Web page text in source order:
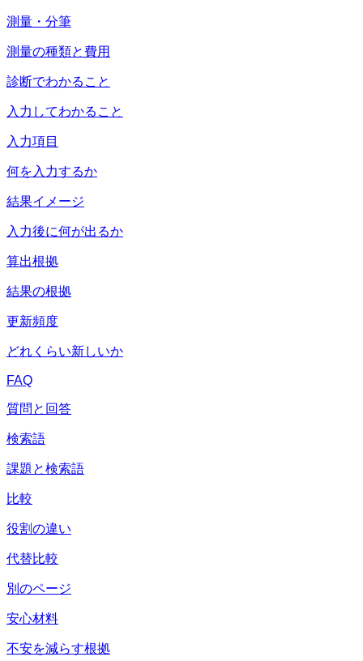
測量・分筆
測量の種類と費用
診断でわかること
入力してわかること
入力項目
何を入力するか
結果イメージ
入力後に何が出るか
算出根拠
結果の根拠
更新頻度
どれくらい新しいか
FAQ
質問と回答
検索語
課題と検索語
比較
役割の違い
代替比較
別のページ
安心材料
不安を減らす根拠